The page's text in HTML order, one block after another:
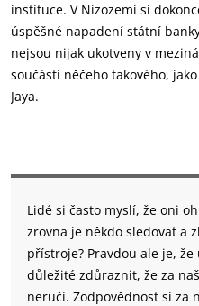
instituce. V Nizozemí si
úspěšné napadení státní
nejsou nijak ukotveny v
součástí něčeho takového,
Jaya.
Lidé si často myslí, že oni
zrovna je někdo sledovat a
přístroje? Pravdou ale je,
důležité zdůraznit, že za
neručí. Zodpovědnost si za